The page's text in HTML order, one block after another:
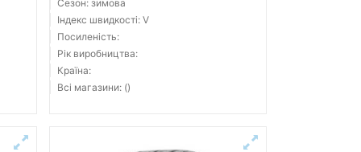
Сезон: зимова
Індекс швидкості: V
Посиленість:
Рік виробництва:
Країна:
Всі магазини: ()